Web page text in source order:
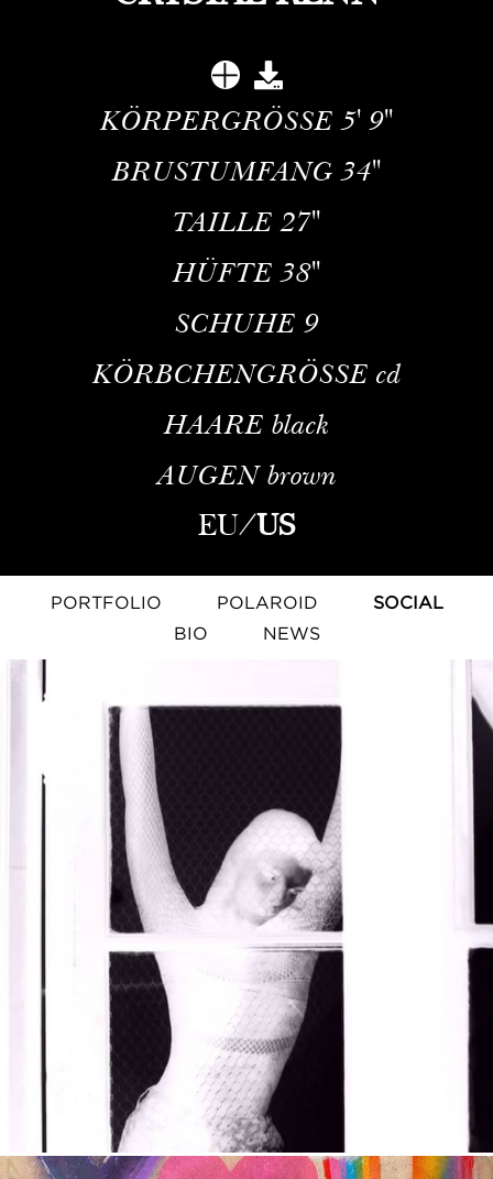
KÖRPERGRÖSSE 5' 9''
BRUSTUMFANG 34''
TAILLE 27''
HÜFTE 38''
SCHUHE 9
KÖRBCHENGRÖSSE cd
HAARE black
AUGEN brown
EU/US
PORTFOLIO POLAROID
SOCIAL
BIO
NEWS